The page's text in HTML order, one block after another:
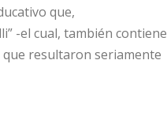
que,
-el cual, también contiene
que resultaron seriamente